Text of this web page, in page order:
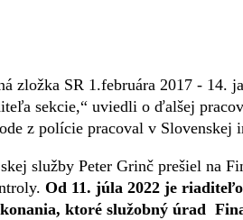
zložka SR 1.februára 2017 - 14.
sekcie,“ uviedli o ďalšej
z polície pracoval v Slovenskej
služby Peter Grinč prešiel na
Od 11. júla 2022 je
ktoré služobný úrad